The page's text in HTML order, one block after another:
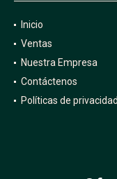
Inicio
Ventas
Nuestra Empresa
Contáctenos
Políticas de privacidad